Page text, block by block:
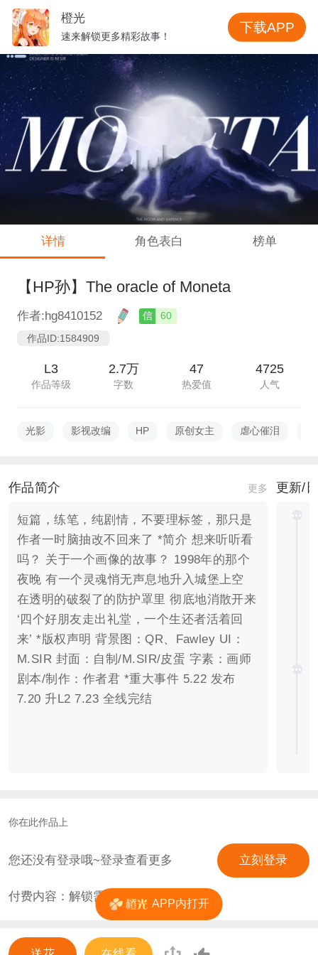
详情 角色表白 榜单
【HP孙】The oracle of Moneta
作者:hg8410152 信
60
作品ID:1584909
L3
作品等级
2.7万
字数
47
热爱值
4725
人气
光影 影视改编 HP 原创女主 虐心催泪
作品简介 更多
短篇，练笔，纯剧情，不要理标签，那只是
作者一时脑抽改不回来了 *简介 想来听听看
吗？ 关于一个画像的故事？ 1998年的那个
夜晚 有一个灵魂悄无声息地升入城堡上空
在透明的破裂了的防护罩里 彻底地消散开来
‘四个好朋友走出礼堂，一个生还者活着回
来’ *版权声明 背景图：QR、Fawley UI：
M.SIR 封面：自制/M.SIR/皮蛋 字素：画师
剧本/制作：作者君 *重大事件 5.22 发布
7.20 升L2 7.23 全线完结
更新/
你在此作品上
您还没有登录哦~登录查看更多 立刻登录
付费内容：解锁需 0花
橙光
速来解锁更多精彩故事！
下载APP
APP内打开